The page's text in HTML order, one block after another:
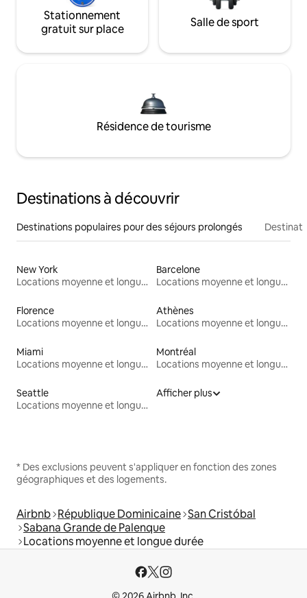
Stationnement
gratuit sur place
Salle de sport
Résidence de tourisme
Destinations à découvrir
Destinations populaires pour des séjours prolongés
New York
Locations moyenne et longue durée
Barcelone
Locations moyenne et longue durée
Florence
Locations moyenne et longue durée
Athènes
Locations moyenne et longue durée
Miami
Locations moyenne et longue durée
Montréal
Locations moyenne et longue durée
Seattle
Locations moyenne et longue durée
Afficher plus
* Des exclusions peuvent s'appliquer en fonction des zones
géographiques et des logements.
Airbnb République Dominicaine San Cristóbal
Sabana Grande de Palenque
Locations moyenne et longue durée